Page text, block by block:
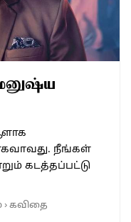
மனுஷ்ய
நீங்கள்
கடத்தப்பட்டு
›கவிதை